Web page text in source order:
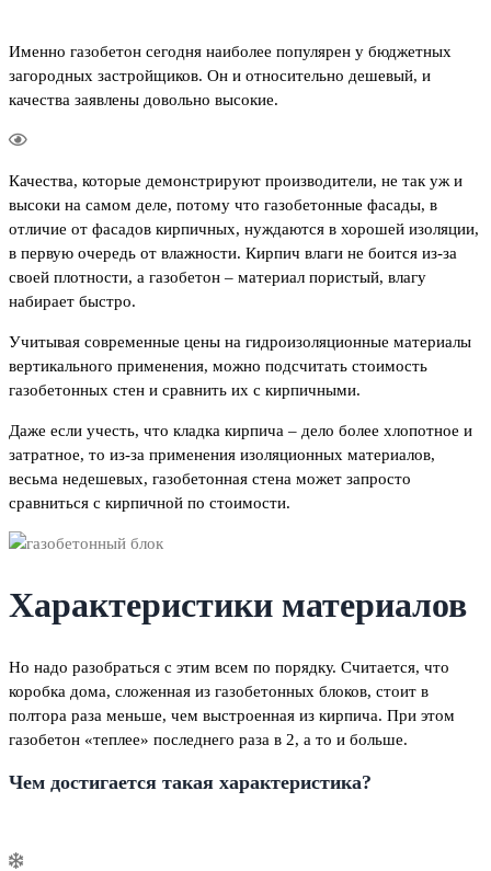
Именно газобетон сегодня наиболее популярен у бюджетных
загородных застройщиков. Он и относительно дешевый, и
качества заявлены довольно высокие.
Качества, которые демонстрируют производители, не так уж и
высоки на самом деле, потому что газобетонные фасады, в
отличие от фасадов кирпичных, нуждаются в хорошей изоляции,
в первую очередь от влажности. Кирпич влаги не боится из-за
своей плотности, а газобетон – материал пористый, влагу
набирает быстро.
Учитывая современные цены на гидроизоляционные материалы
вертикального применения, можно подсчитать стоимость
газобетонных стен и сравнить их с кирпичными.
Даже если учесть, что кладка кирпича – дело более хлопотное и
затратное, то из-за применения изоляционных материалов,
весьма недешевых, газобетонная стена может запросто
сравниться с кирпичной по стоимости.
Характеристики материалов
Но надо разобраться с этим всем по порядку. Считается, что
коробка дома, сложенная из газобетонных блоков, стоит в
полтора раза меньше, чем выстроенная из кирпича. При этом
газобетон «теплее» последнего раза в 2, а то и больше.
Чем достигается такая характеристика?